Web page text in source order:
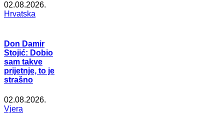
02.08.2026.
Hrvatska
Don Damir
Stojić: Dobio
sam takve
prijetnje, to je
strašno
02.08.2026.
Vjera